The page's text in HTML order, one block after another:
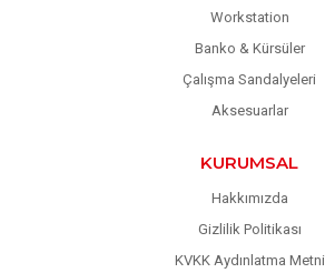
Workstation
Banko & Kürsüler
Çalışma Sandalyeleri
Aksesuarlar
KURUMSAL
Hakkımızda
Gizlilik Politikası
KVKK Aydınlatma Metni